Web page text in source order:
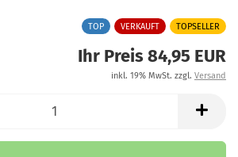
TOP VERKAUFT TOPSELLER
Ihr Preis 84,95 EUR
inkl. 19% MwSt. zzgl. Versand